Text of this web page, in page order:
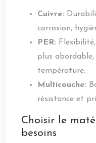
Cuivre:
corrosion,
PER:
plus
température.
Multicouche:
résistance et
Choisir le
besoins